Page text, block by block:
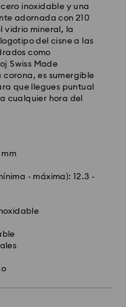
inoxidable y una
adornada con 210
vidrio mineral, la
del cisne a las
como
Swiss Made
es sumergible
que llegues puntual
cualquier hora del
- máxima): 12.3 -